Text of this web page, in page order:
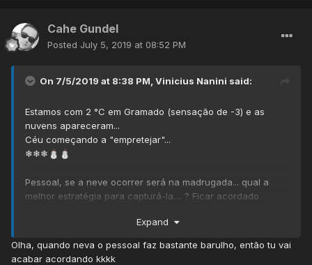
Cahe Gundel
Posted July 5, 2019 at 08:52 PM
On 7/5/2019 at 8:38 PM, Vinicius Nanini said:
Estamos com 2 °C em Gramado (sensação de -3) e as
nuvens apareceram...
Céu começando a "empretejar"...
❄❄❄ ⛄ ⛄
Pessoal, se a neve ocorrer será na madrugada... qual a
melhor estratégia para capturá-la.... ? Ficar acordado
Expand
Olha, quando neva o pessoal faz bastante barulho, então tu vai
acabar acordando kkkk